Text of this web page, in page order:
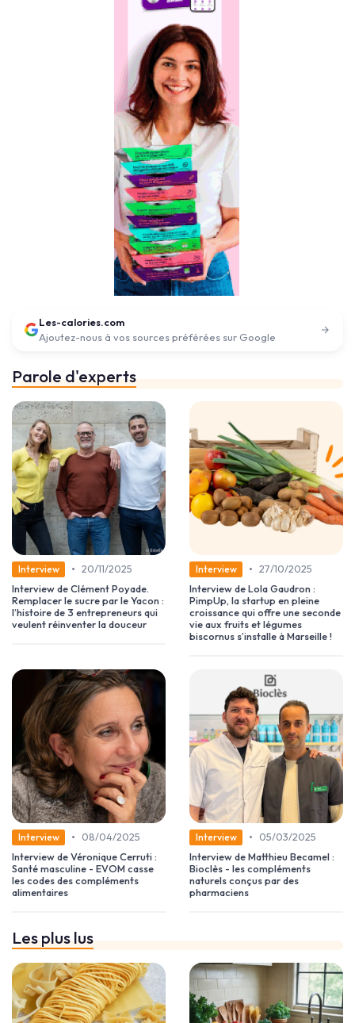
Les-calories.com
Ajoutez-nous à vos sources préférées sur Google
Parole d'experts
Interview • 20/11/2025
Interview de Clément Poyade.
Remplacer le sucre par le Yacon :
l’histoire de 3 entrepreneurs qui
veulent réinventer la douceur
Interview • 27/10/2025
Interview de Lola Gaudron :
PimpUp, la startup en pleine
croissance qui offre une seconde
vie aux fruits et légumes
biscornus s’installe à Marseille !
Interview •
08/04/2025
Interview de Véronique Cerruti :
Santé masculine - EVOM casse
les codes des compléments
alimentaires
Interview •
05/03/2025
Interview de Matthieu Becamel :
Bioclès - les compléments
naturels conçus par des
pharmaciens
Les plus lus